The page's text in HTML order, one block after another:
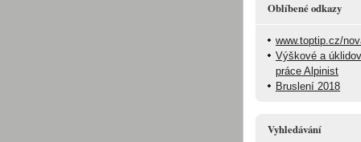
Oblíbené odkazy
www.toptip.cz/
Výškové a
práce Alpinist
Bruslení 2018
Vyhledávání